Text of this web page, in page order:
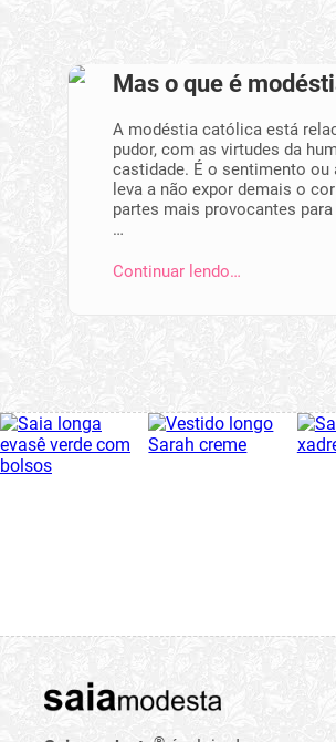
Mas o que é
A modéstia católica está
pudor, com as virtudes da
castidade. É o sentimento ou
leva a não expor demais o
partes mais provocantes
…
Continuar lendo…